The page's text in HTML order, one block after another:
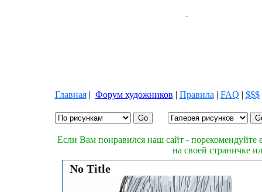
Главная| Форум художников | Правила | FAQ | $$$
Если Вам понравился наш сайт - порекомендуйте
на своей страничке
No Title